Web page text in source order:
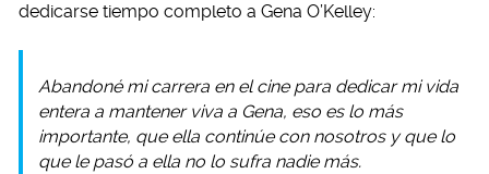
dedicarse tiempo completo a Gena O’Kelley:
Abandoné mi carrera en el cine para dedicar mi vida
entera a mantener viva a Gena, eso es lo más
importante, que ella continúe con nosotros y que lo
que le pasó a ella no lo sufra nadie más.